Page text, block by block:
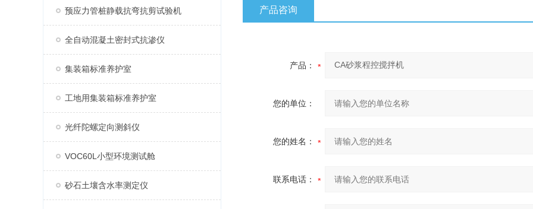
预应力管桩静载抗弯抗剪试验机
全自动混凝土密封式抗渗仪
集装箱标准养护室
工地用集装箱标准养护室
光纤陀螺定向测斜仪
VOC60L小型环境测试舱
砂石土壤含水率测定仪
产品咨询
产品：
您的单位：
您的姓名：
联系电话：